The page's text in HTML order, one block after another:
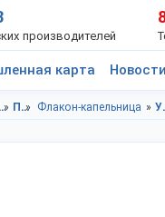
производителей
карта Новости
Упаковка Пластиковые емкости Флакон-капельница